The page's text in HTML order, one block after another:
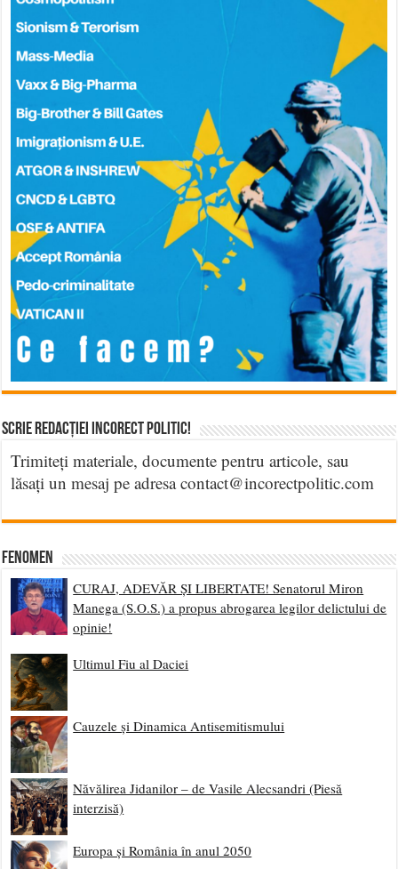
Scrie Redacției Incorect Politic!
Trimiteți materiale, documente pentru articole, sau
lăsați un mesaj pe adresa contact@incorectpolitic.com
Fenomen
CURAJ, ADEVĂR ȘI LIBERTATE! Senatorul Miron
Manega (S.O.S.) a propus abrogarea legilor delictului de
opinie!
Ultimul Fiu al Daciei
Cauzele și Dinamica Antisemitismului
Năvălirea Jidanilor – de Vasile Alecsandri (Piesă
interzisă)
Europa și România în anul 2050